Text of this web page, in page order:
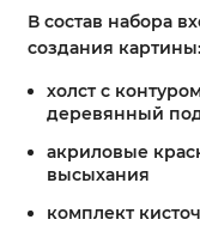
В состав набора
создания картины:
холст с
деревянный
акриловые
высыхания
комплект